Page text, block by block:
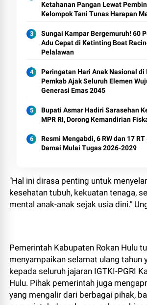
Ketahanan Pangan Lewat
Kelompok Tani Tunas Harapan
Sungai Kampar Bergemuruh! 60
Adu Cepat di Ketinting Boat
Pelalawan
Peringatan Hari Anak Nasional di
Pemkab Ajak Seluruh Elemen
Generasi Emas 2045
Bupati Asmar Hadiri Sarasehan
MPR RI, Dorong Kemandirian
Resmi Mengabdi, 6 RW dan 17 RT
Damai Mulai Tugas 2026-2029
"Hal ini dirasa penting untuk
kesehatan tubuh, kekuatan tenaga,
mental anak-anak sejak usia dini."
Pemerintah Kabupaten Rokan Hulu
menyampaikan selamat ulang tahun
kepada seluruh jajaran IGTKI-PGRI
Hulu. Pihak pemerintah juga
yang mengalir dari berbagai pihak,